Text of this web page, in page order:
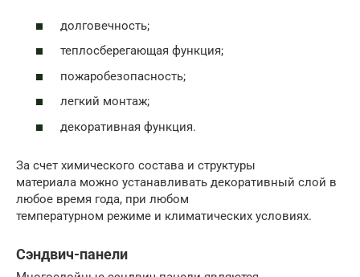
долговечность;
теплосберегающая функция;
пожаробезопасность;
легкий монтаж;
декоративная функция.
За счет химического состава и структуры
материала можно устанавливать декоративный слой в
любое время года, при любом
температурном режиме и климатических условиях.
Сэндвич-панели